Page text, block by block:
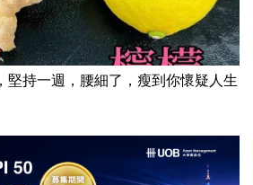
堅持一週，腰細了，瘦到你懷疑人生